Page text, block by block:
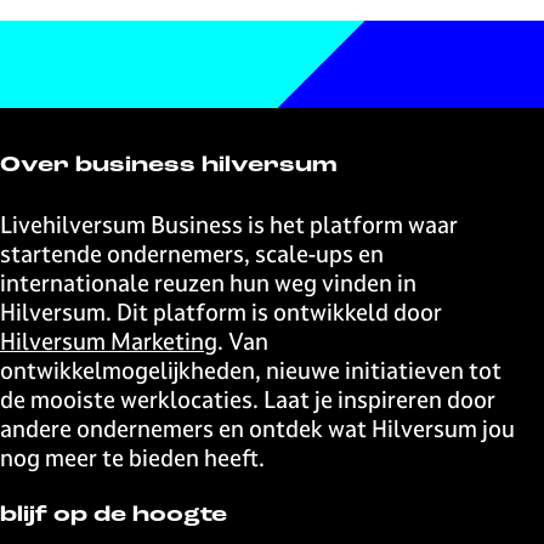
e
)
a
e
n
t
e
g
s
c
e
i
-
H
i
l
e
r
s
a
d
v
r
i
g
e
p
a
g
i
n
a
p
g
n
a
d
g
e
a
i
n
a
Over business hilversum
Livehilversum Business is het platform waar
startende ondernemers, scale-ups en
internationale reuzen hun weg vinden in
Hilversum. Dit platform is ontwikkeld door
Hilversum Marketing. Van
ontwikkelmogelijkheden, nieuwe initiatieven tot
de mooiste werklocaties. Laat je inspireren door
andere ondernemers en ontdek wat Hilversum jou
nog meer te bieden heeft.
blijf op de hoogte